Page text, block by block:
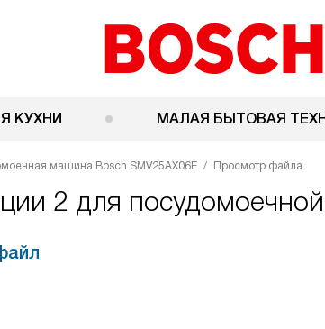
КУХНИ МАЛАЯ БЫТОВАЯ
машина Bosch SMV25AX06E Просмотр файла
2 для